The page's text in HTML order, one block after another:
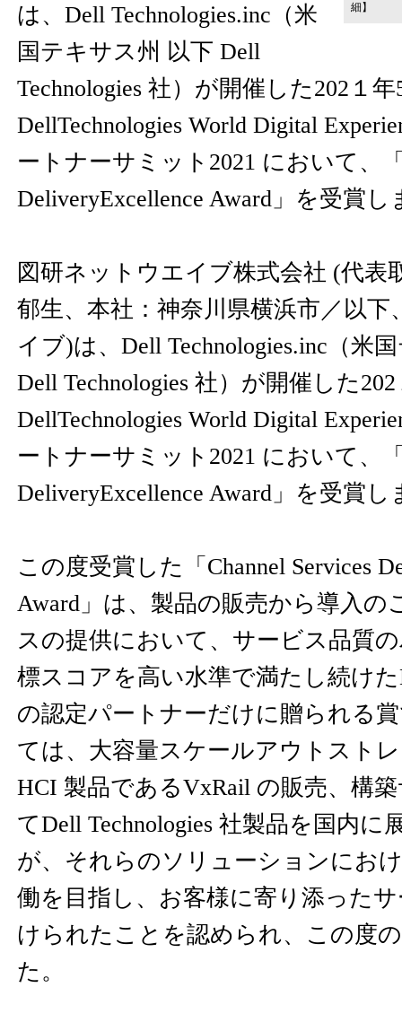
細】
は、Dell Technologies.inc（米
国テキサス州 以下 Dell
Technologies 社）が開催した202１
DellTechnologies World Digital
ートナーサミット2021 において、「
DeliveryExcellence Award」を受賞し
図研ネットウエイブ株式会社 (代表
郁生、本社：神奈川県横浜市／以
イブ)は、Dell Technologies.inc（米
Dell Technologies 社）が開催した
DellTechnologies World Digital
ートナーサミット2021 において、「
DeliveryExcellence Award」を受賞し
この度受賞した「Channel Services
Award」は、製品の販売から導入の
スの提供において、サービス品質
標スコアを高い水準で満たし続けた
の認定パートナーだけに贈られる
ては、大容量スケールアウトストレ
HCI 製品であるVxRail の販売、構
てDell Technologies 社製品を国内に
が、それらのソリューションにお
働を目指し、お客様に寄り添った
けられたことを認められ、この度
た。